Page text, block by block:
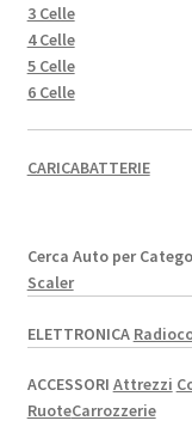
3 Celle
4 Celle
5 Celle
6 Celle
CARICABATTERIE
Cerca Auto per
Scaler
ELETTRONICA
ACCESSORI Attrezzi
RuoteCarrozzerie